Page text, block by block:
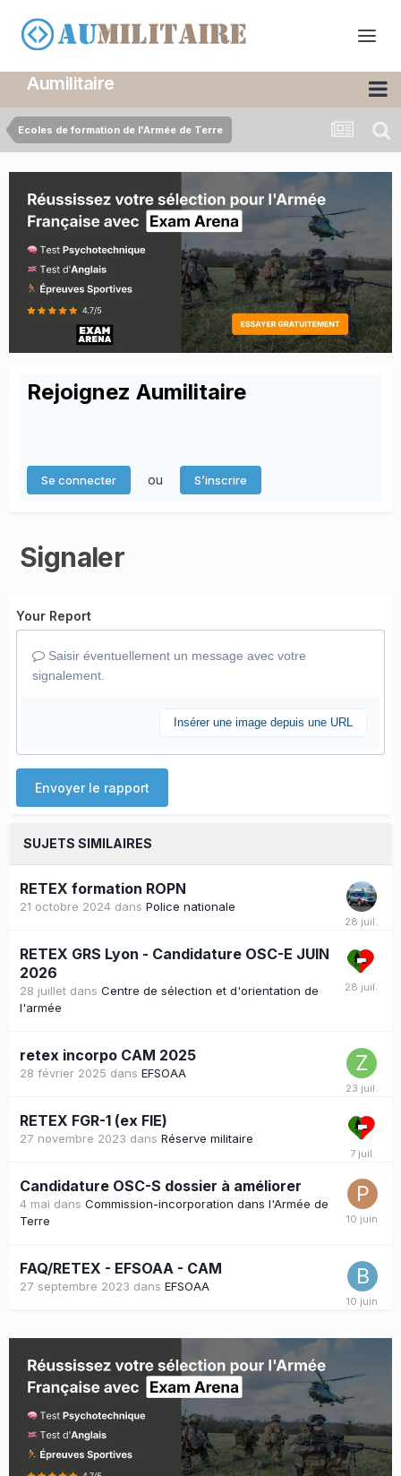
Aumilitaire
Ecoles de formation de l'Armée de Terre
Rejoignez Aumilitaire
Se connecter ou S’inscrire
Signaler
Your Report
Saisir éventuellement un message avec votre
signalement.
Insérer une image depuis une URL
Envoyer le rapport
SUJETS SIMILAIRES
RETEX formation ROPN
21 octobre 2024 dans Police nationale
RETEX GRS Lyon - Candidature OSC-E JUIN
2026
28 juillet dans Centre de sélection et d'orientation de
l'armée
retex incorpo CAM 2025
28 février 2025 dans EFSOAA
RETEX FGR-1 (ex FIE)
27 novembre 2023 dans Réserve militaire
Candidature OSC-S dossier à améliorer
4 mai dans Commission-incorporation dans l'Armée de
Terre
FAQ/RETEX - EFSOAA - CAM
27 septembre 2023 dans EFSOAA